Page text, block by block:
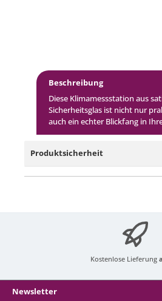
Beschreibung
Diese Klimamessstation aus
Sicherheitsglas ist nicht nur
auch ein echter Blickfang in
Produktsicherheit
Kostenlose Lieferung
Newsletter